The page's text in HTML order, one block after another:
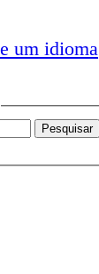
um idioma